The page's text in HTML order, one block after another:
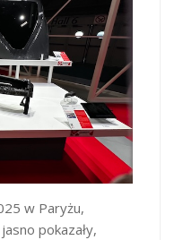
w Paryżu,
pokazały,